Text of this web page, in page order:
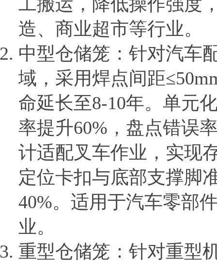
造、商业超市等行业。
中型仓储笼：针对汽车
域，采用焊点间距
命延长至8-10年。单元
率提升60%，盘点错误
计适配叉车作业，实现
定位卡扣与底部支撑脚
40%。适用于汽车零部
业。
重型仓储笼：针对重型